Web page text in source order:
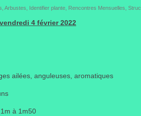
Arbustes Identifier plante Rencontres Mensuelles
4 février 2022
ailées, anguleuses, aromatiques
1m à 1m50